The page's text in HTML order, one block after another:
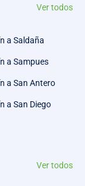
Ver todos
a Saldaña
a Sampues
a San Antero
a San Diego
Ver todos